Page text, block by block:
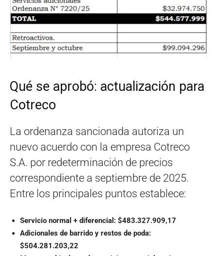
Qué se aprobó: actualización para
Cotreco
La ordenanza sancionada autoriza un
nuevo acuerdo con la empresa Cotreco
S.A. por redeterminación de precios
correspondiente a septiembre de 2025.
Entre los principales puntos establece:
Servicio normal + diferencial: $483.327.909,17
Adicionales de barrido y restos de poda:
$504.281.203,22